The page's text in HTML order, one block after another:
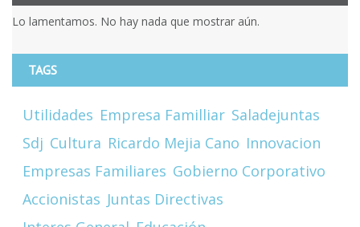
Lo lamentamos. No hay nada que mostrar aún.
TAGS
Utilidades Empresa Familliar Saladejuntas
Sdj Cultura Ricardo Mejia Cano Innovacion
Empresas Familiares Gobierno Corporativo
Accionistas Juntas Directivas